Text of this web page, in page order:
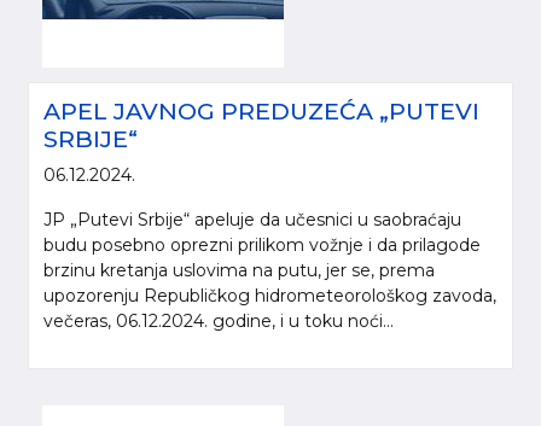
APEL JAVNOG PREDUZEĆA „PUTEVI
SRBIJE“
06.12.2024.
JP „Putevi Srbije“ apeluje da učesnici u saobraćaju
budu posebno oprezni prilikom vožnje i da prilagode
brzinu kretanja uslovima na putu, jer se, prema
upozorenju Republičkog hidrometeorološkog zavoda,
večeras, 06.12.2024. godine, i u toku noći...